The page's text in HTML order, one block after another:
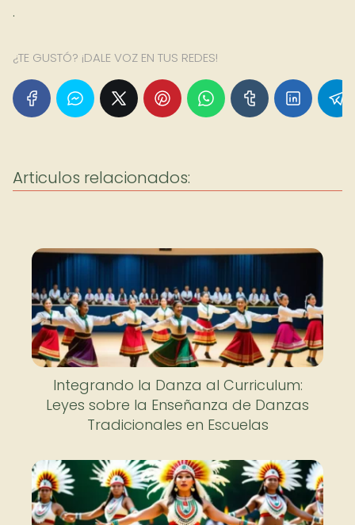
.
¿TE GUSTÓ? ¡DALE VOZ EN TUS REDES!
Articulos relacionados:
Integrando la Danza al Curriculum:
Leyes sobre la Enseñanza de Danzas
Tradicionales en Escuelas